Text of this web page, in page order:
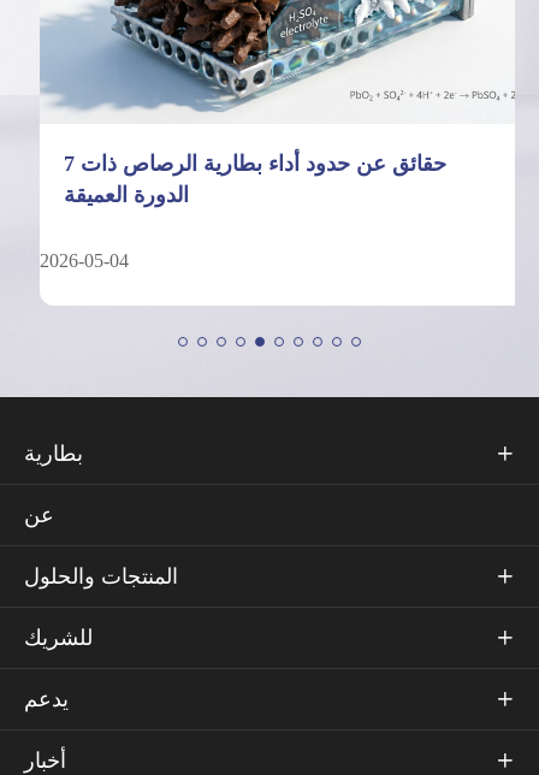
الدورة العميقة
2026-05-04
بطارية 
عن
المنتجات والحلول 
للشريك 
يدعم 
أخبار 